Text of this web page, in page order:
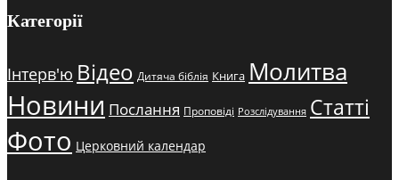
Категорії
Інтерв'ю Відео Дитяча біблія Книга Молитва
Новини Послання Проповіді Розслідування Статті
Фото Церковний календар